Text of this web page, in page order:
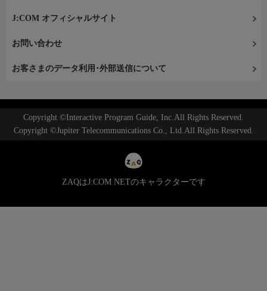
J:COM オフィシャルサイト
お問い合わせ
お客さまのデータ利用･外部送信について
Copyright ©Interactive Program Guide, Inc.All Rights Reserved.
Copyright ©Jupiter Telecommunications Co., Ltd.All Rights Reserved.
ZAQはJ:COM NETのキャラクターです